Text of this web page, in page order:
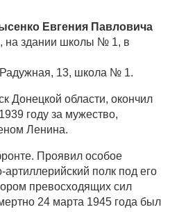
Евгения Павловича
на здании школы № 1, в
Радужная, 13, школа № 1.
Донецкой области, окончил
году за мужество,
Ленина.
Проявил особое
полк под его
превосходящих сил
24 марта 1945 года был